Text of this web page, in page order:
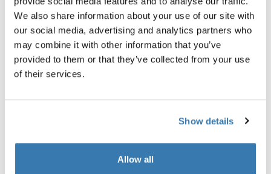
We also share information about your use of our site with
our social media, advertising and analytics partners who
may combine it with other information that you’ve
provided to them or that they’ve collected from your use
of their services.
Show details
Allow all
Thule Arcos box M
中号硬壳拖车箱
Thule Arcos box L
大号硬壳拖车箱